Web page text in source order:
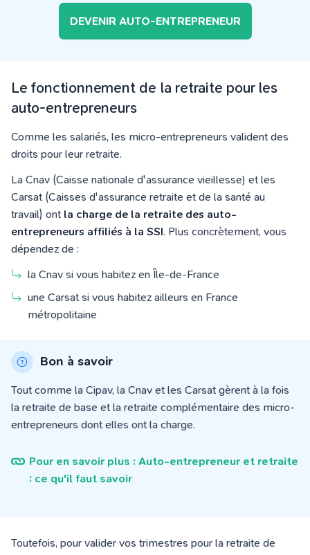
DEVENIR AUTO-ENTREPRENEUR
Le fonctionnement de la retraite pour les
auto-entrepreneurs
Comme les salariés, les micro-entrepreneurs valident des
droits pour leur retraite.
La Cnav (Caisse nationale d'assurance vieillesse) et les
Carsat (Caisses d'assurance retraite et de la santé au
travail) ont la charge de la retraite des auto-
entrepreneurs affiliés à la SSI. Plus concrètement, vous
dépendez de :
la Cnav si vous habitez en Île-de-France
une Carsat si vous habitez ailleurs en France
métropolitaine
Bon à savoir
Tout comme la Cipav, la Cnav et les Carsat gèrent à la fois
la retraite de base et la retraite complémentaire des micro-
entrepreneurs dont elles ont la charge.
Pour en savoir plus : Auto-entrepreneur et retraite
: ce qu'il faut savoir
Toutefois, pour valider vos trimestres pour la retraite de